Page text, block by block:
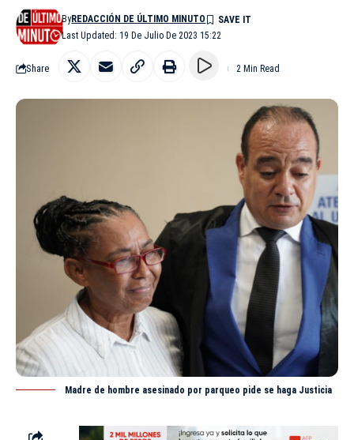
Last Updated: 19 De Julio De 2023 15:22
ByREDACCIÓN DE ÚLTIMO MINUTO
Share 2 Min Read
Madre de hombre asesinado por parqueo pide se haga Justicia